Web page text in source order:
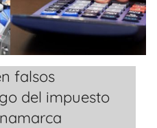
falsos
del impuesto